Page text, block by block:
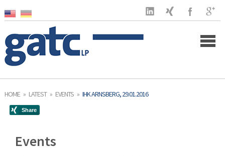
Company
Clients
HOME » LATEST » EVENTS » IHK ARNSBERG, 29.01.2016
Events